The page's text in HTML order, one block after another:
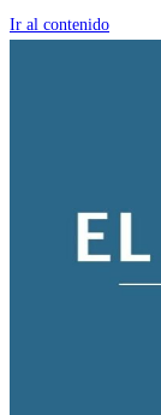
Ir al contenido